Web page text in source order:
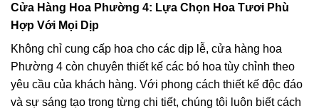
Cửa Hàng Hoa Phường 4: Lựa Chọn Hoa Tươi Phù
Hợp Với Mọi Dịp
Không chỉ cung cấp hoa cho các dịp lễ, cửa hàng hoa
Phường 4 còn chuyên thiết kế các bó hoa tùy chỉnh theo
yêu cầu của khách hàng. Với phong cách thiết kế độc đáo
và sự sáng tạo trong từng chi tiết, chúng tôi luôn biết cách